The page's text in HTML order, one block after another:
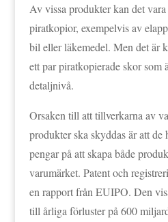
Av vissa produkter kan det
piratkopior, exempelvis av
bil eller läkemedel. Men det är
ett par piratkopierade skor som
detaljnivå.
Orsaken till att tillverkarna av
produkter ska skyddas är att de
pengar på att skapa både
varumärket. Patent och
en rapport från EUIPO. Den
till årliga förluster på 600